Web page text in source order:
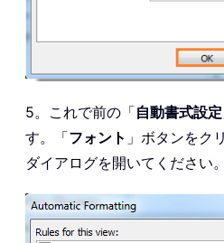
5。これで前の「自動書式設定
す。「フォント 」ボタンをク
ダイアログを開いてください。